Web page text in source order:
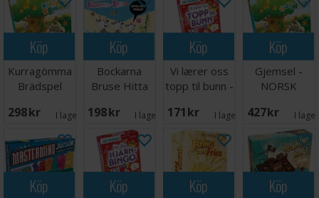
Köp
Kurragömma
Brädspel
298 SEK I lager:
Köp
Bockarna
Bruse Hitta
Brädspel
198 SEK I lager:
Köp
Vi lærer oss
topp til bunn -
171 SEK I lager: 6
Köp
Gjemsel -
NORSK
427 SEK I
Köp Köp Köp Köp